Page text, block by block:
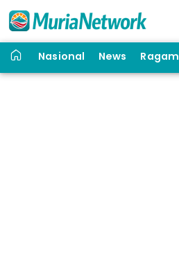
Nasional News Ragam